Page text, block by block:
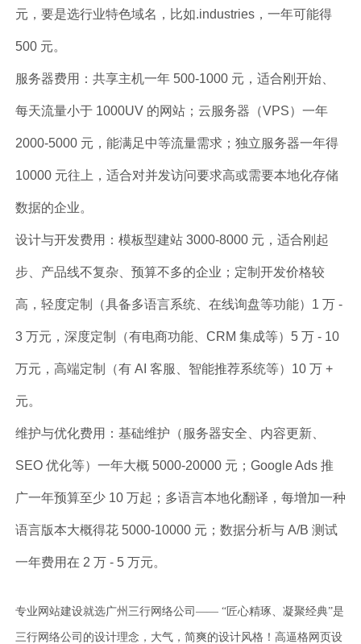
元，要是选行业特色域名，比如.industries，一年可能得
500 元。
服务器费用：共享主机一年 500-1000 元，适合刚开始、
每天流量小于 1000UV 的网站；云服务器（VPS）一年
2000-5000 元，能满足中等流量需求；独立服务器一年得
10000 元往上，适合对并发访问要求高或需要本地化存储
数据的企业。
设计与开发费用：模板型建站 3000-8000 元，适合刚起
步、产品线不复杂、预算不多的企业；定制开发价格较
高，轻度定制（具备多语言系统、在线询盘等功能）1 万 -
3 万元，深度定制（有电商功能、CRM 集成等）5 万 - 10
万元，高端定制（有 AI 客服、智能推荐系统等）10 万 +
元。
维护与优化费用：基础维护（服务器安全、内容更新、
SEO 优化等）一年大概 5000-20000 元；Google Ads 推
广一年预算至少 10 万起；多语言本地化翻译，每增加一种
语言版本大概得花 5000-10000 元；数据分析与 A/B 测试
一年费用在 2 万 - 5 万元。
专业网站建设就选广州三行网络公司—— “匠心精琢、凝聚经典”是
三行网络公司的设计理念，大气，简爽的设计风格！高逼格网页设